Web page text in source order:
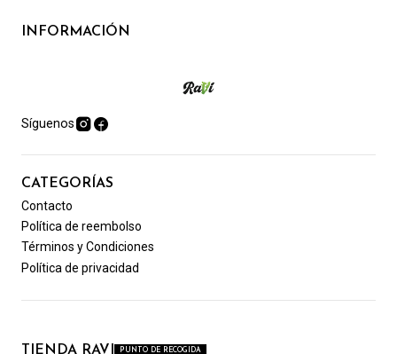
INFORMACIÓN
Síguenos
CATEGORÍAS
Contacto
Política de reembolso
Términos y Condiciones
Política de privacidad
TIENDA RAVI PUNTO DE RECOGIDA